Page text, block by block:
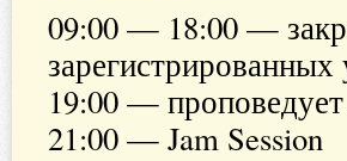
09:00 — 18:00 —
19:00 —
21:00 — Jam Session